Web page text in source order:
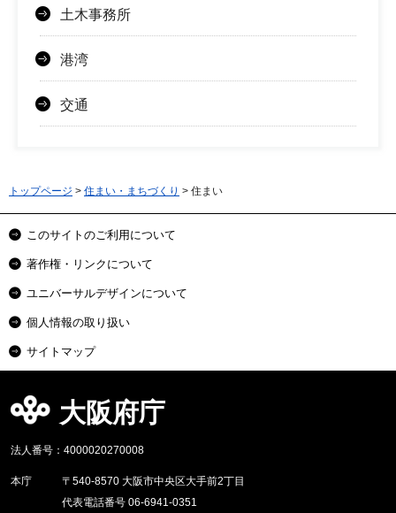
土木事務所
港湾
交通
トップページ > 住まい・まちづくり > 住まい
このサイトのご利用について
著作権・リンクについて
ユニバーサルデザインについて
個人情報の取り扱い
サイトマップ
大阪府庁
法人番号：4000020270008
本庁
〒540-8570 大阪市中央区大手前2丁目
代表電話番号 06-6941-0351